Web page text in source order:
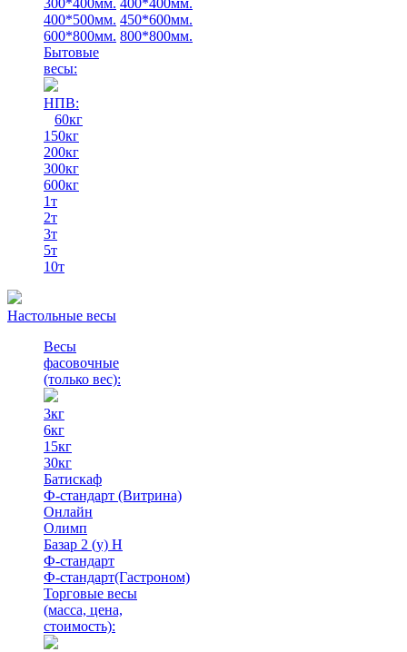
300*400мм. 400*400мм.
400*500мм. 450*600мм.
600*800мм. 800*800мм.
Бытовые
весы:
НПВ:
60кг
150кг
200кг
300кг
600кг
1т
2т
3т
5т
10т
Настольные весы
Весы
фасовочные
(только вес):
3кг
6кг
15кг
30кг
Батискаф
Ф-стандарт (Витрина)
Онлайн
Олимп
Базар 2 (у) Н
Ф-стандарт
Ф-стандарт(Гастроном)
Торговые весы
(масса, цена,
стоимость):